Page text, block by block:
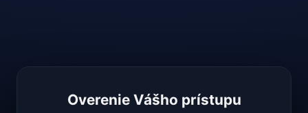
Overenie Vášho prístupu